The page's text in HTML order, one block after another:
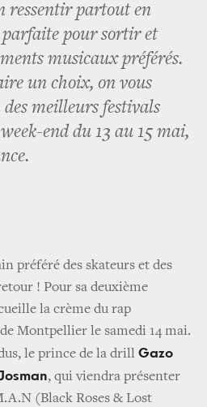
ressentir partout en
parfaite pour sortir et
musicaux préférés.
un choix, on vous
des meilleurs festivals
end du 13 au 15 mai,
préféré des skateurs et des
! Pour sa deuxième
la crème du rap
Montpellier le samedi 14 mai.
le prince de la drill Gazo
Josman, qui viendra présenter
(Black Roses & Lost